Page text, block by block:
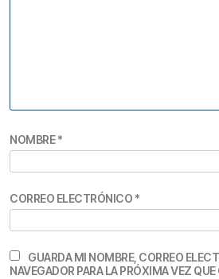
NOMBRE*
CORREO ELECTRÓNICO *
GUARDA MI NOMBRE, CORREO
NAVEGADOR PARA LA PRÓXIMA VEZ